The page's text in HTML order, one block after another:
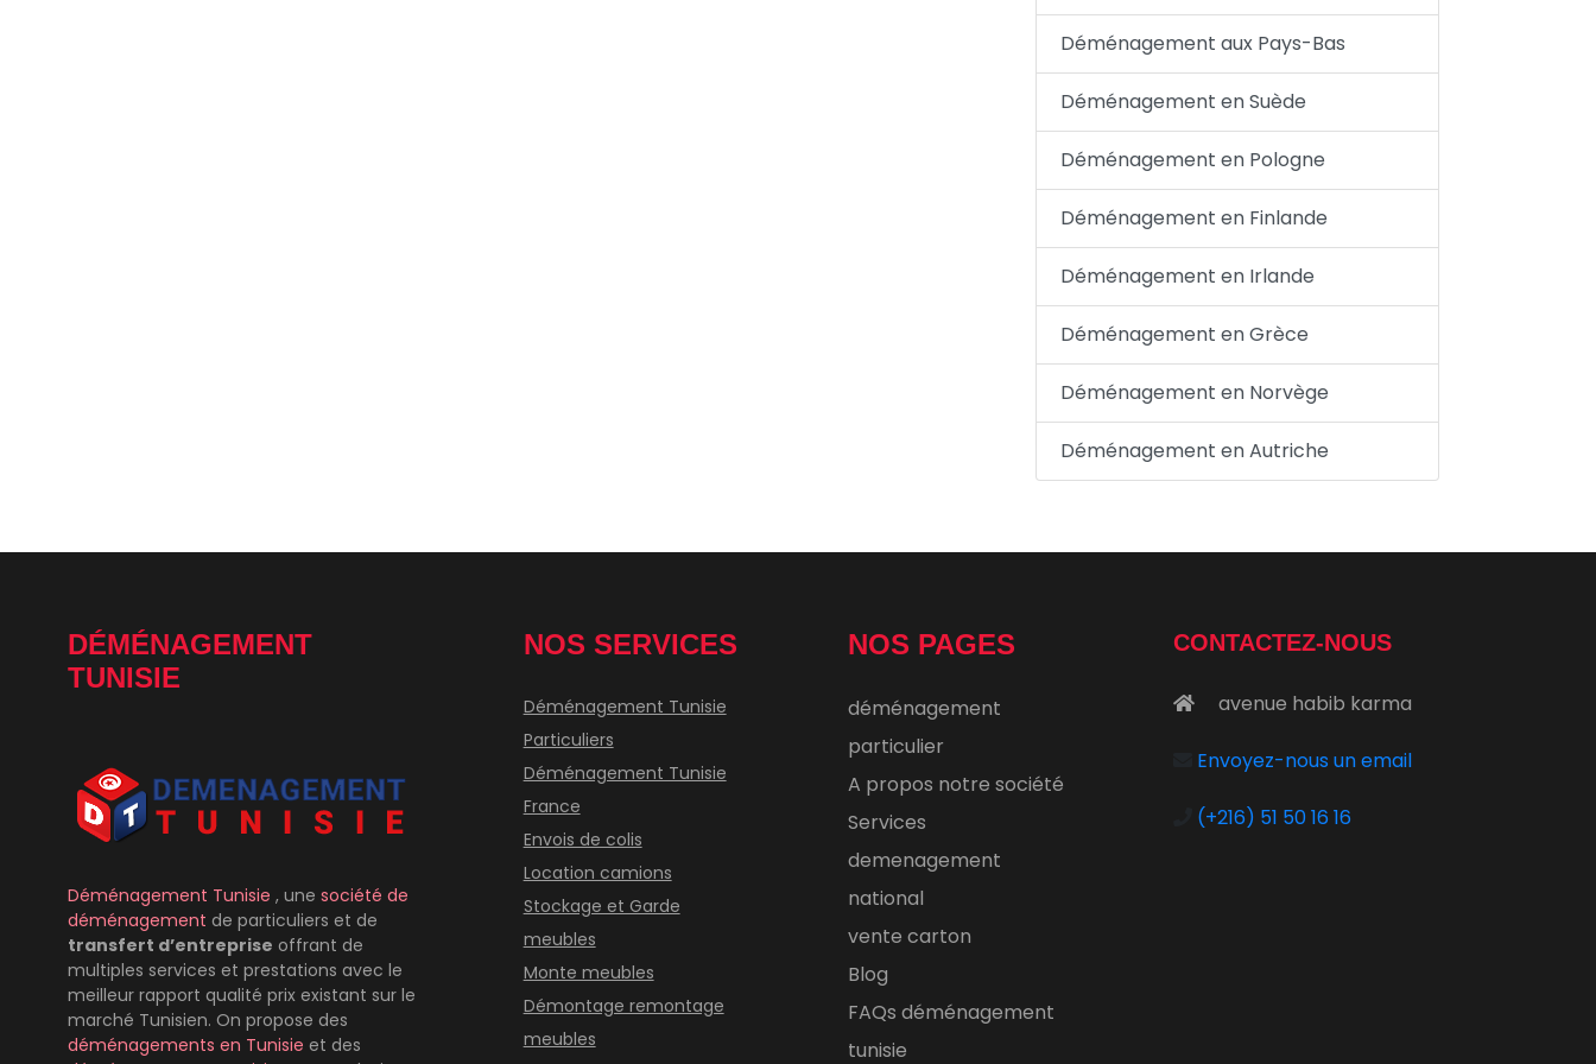
Déménagement aux Pays-Bas
Déménagement en Suède
Déménagement en Pologne
Déménagement en Finlande
Déménagement en Irlande
Déménagement en Grèce
Déménagement en Norvège
Déménagement en Autriche
DÉMÉNAGEMENT
TUNISIE
Déménagement Tunisie, unesociété de
déménagementde particuliers et de
transfert d’entreprise offrant de
multiples services et prestations avec le
meilleur rapport qualité prix existant sur le
marché Tunisien. On propose des
déménagementsen Tunisieet des
NOS SERVICES
Déménagement Tunisie
Particuliers
Déménagement Tunisie
France
Envois de colis
Location camions
Stockage et Garde
meubles
Monte meubles
Démontage remontage
meubles
NOS PAGES
déménagement
particulier
A propos notre société
Services
demenagement
national
vente carton
Blog
FAQs déménagement
tunisie
CONTACTEZ-NOUS
avenue habib karma
Envoyez-nous un email
(+216) 51 50 16 16